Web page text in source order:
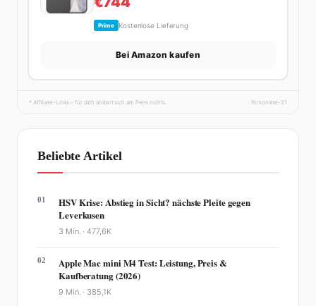
Prime Kostenlose Lieferung
Bei Amazon kaufen
* Affiliate-Links – für dich ändert sich am Preis nichts. fhmonline-21
Beliebte Artikel
01
HSV Krise: Abstieg in Sicht? nächste Pleite gegen
Leverkusen
3 Min. ·477,6K
02
Apple Mac mini M4 Test: Leistung, Preis &
Kaufberatung (2026)
9 Min. · 385,1K